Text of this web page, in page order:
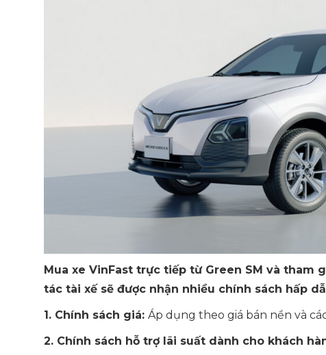
Mua xe VinFast trực tiếp từ Green SM và tham
tác tài xế sẽ được nhận nhiều chính sách hấp
1. Chính sách giá: Áp dụng theo giá bán nền và
2. Chính sách hỗ trợ lãi suất dành cho khách